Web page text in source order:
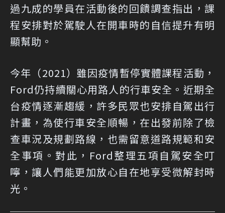
過九成的學員在活動後的回饋調查指出，課
程安排對於駕駛人在開車時的自信提升有明
顯幫助。
今年（2021）雖因疫情暫停實體課程活動，
Ford仍持續關心用路人的行車安全。近期全
台疫情逐漸趨緩，許多民眾也安排自駕出行
計畫，為使行車安全順暢，在出發前除了檢
查車況及規劃路線，也需留意道路規範和安
全事項。對此，Ford整理五項自駕安全叮
嚀，讓人們能更加放心自在地享受微解封時
光。